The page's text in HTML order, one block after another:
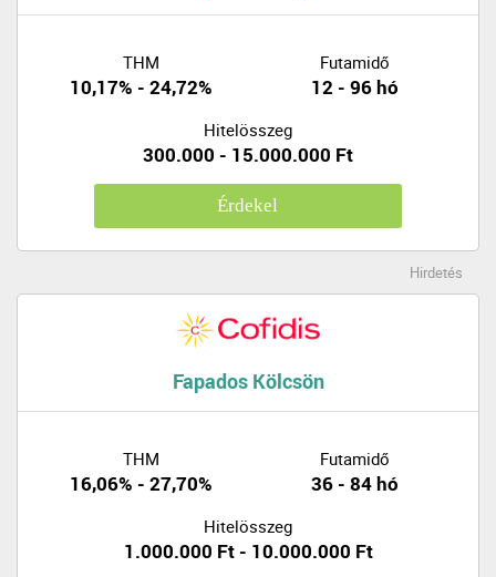
THM
10,17% - 24,72%
Futamidő
12 - 96 hó
Hitelösszeg
300.000 - 15.000.000 Ft
Érdekel
Hirdetés
Fapados Kölcsön
THM
16,06% - 27,70%
Futamidő
36 - 84 hó
Hitelösszeg
1.000.000 Ft - 10.000.000 Ft